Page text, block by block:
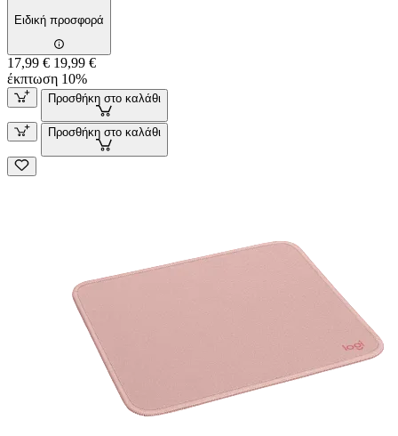
Ειδική προσφορά
17,99 € 19,99 €
έκπτωση 10%
Προσθήκη στο καλάθι
Προσθήκη στο καλάθι